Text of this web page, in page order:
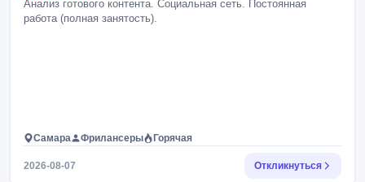
Анализ готового контента. Социальная сеть. Постоянная
работа (полная занятость).
Самара Фрилансеры Горячая
2026-08-07 Откликнуться